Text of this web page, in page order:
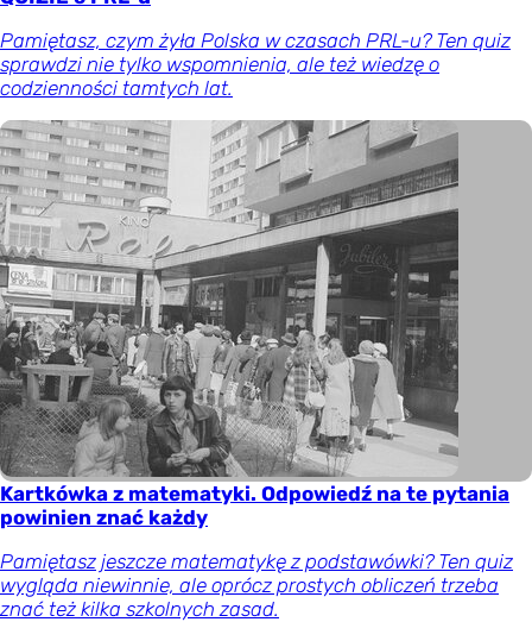
Pamiętasz, czym żyła Polska w czasach PRL-u? Ten quiz
sprawdzi nie tylko wspomnienia, ale też wiedzę o
codzienności tamtych lat.
Kartkówka z matematyki. Odpowiedź na te pytania
powinien znać każdy
Pamiętasz jeszcze matematykę z podstawówki? Ten quiz
wygląda niewinnie, ale oprócz prostych obliczeń trzeba
znać też kilka szkolnych zasad.